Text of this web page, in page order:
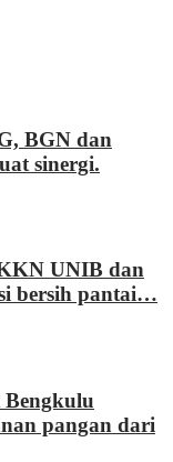
BGN dan
sinergi.
UNIB dan
bersih pantai…
Bengkulu
pangan dari